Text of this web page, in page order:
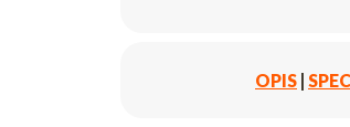
OPIS |